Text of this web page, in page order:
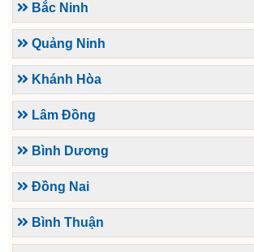
Bắc Ninh
Quảng Ninh
Khánh Hòa
Lâm Đồng
Bình Dương
Đồng Nai
Bình Thuận